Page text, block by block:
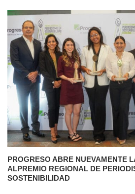
PROGRESO ABRE NUEVAMENTE
ALPREMIO REGIONAL DE
SOSTENIBILIDAD